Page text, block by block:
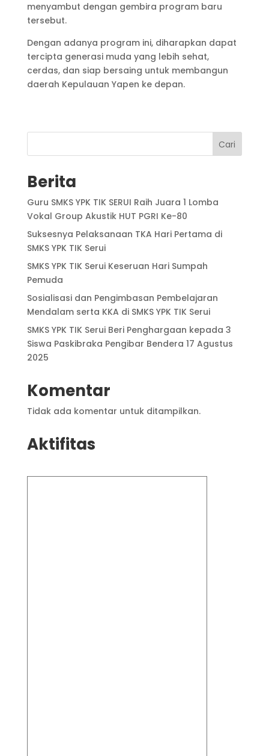
menyambut dengan gembira program baru
tersebut.
Dengan adanya program ini, diharapkan dapat
tercipta generasi muda yang lebih sehat,
cerdas, dan siap bersaing untuk membangun
daerah Kepulauan Yapen ke depan.
Cari
Berita
Guru SMKS YPK TIK SERUI Raih Juara 1 Lomba
Vokal Group Akustik HUT PGRI Ke-80
Suksesnya Pelaksanaan TKA Hari Pertama di
SMKS YPK TIK Serui
SMKS YPK TIK Serui Keseruan Hari Sumpah
Pemuda
Sosialisasi dan Pengimbasan Pembelajaran
Mendalam serta KKA di SMKS YPK TIK Serui
SMKS YPK TIK Serui Beri Penghargaan kepada 3
Siswa Paskibraka Pengibar Bendera 17 Agustus
2025
Komentar
Tidak ada komentar untuk ditampilkan.
Aktifitas